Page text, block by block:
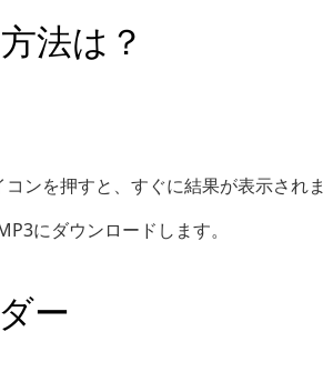
法は？
ンを押すと、すぐに結果が表示されま
にダウンロードします。
ー